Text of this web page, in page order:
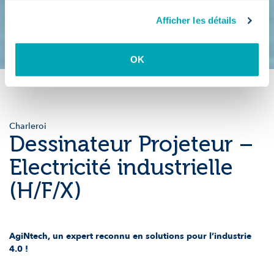
Afficher les détails
OK
Charleroi
Dessinateur Projeteur –
Electricité industrielle
(H/F/X)
AgiNtech, un expert reconnu en solutions pour l’industrie
4.0 !